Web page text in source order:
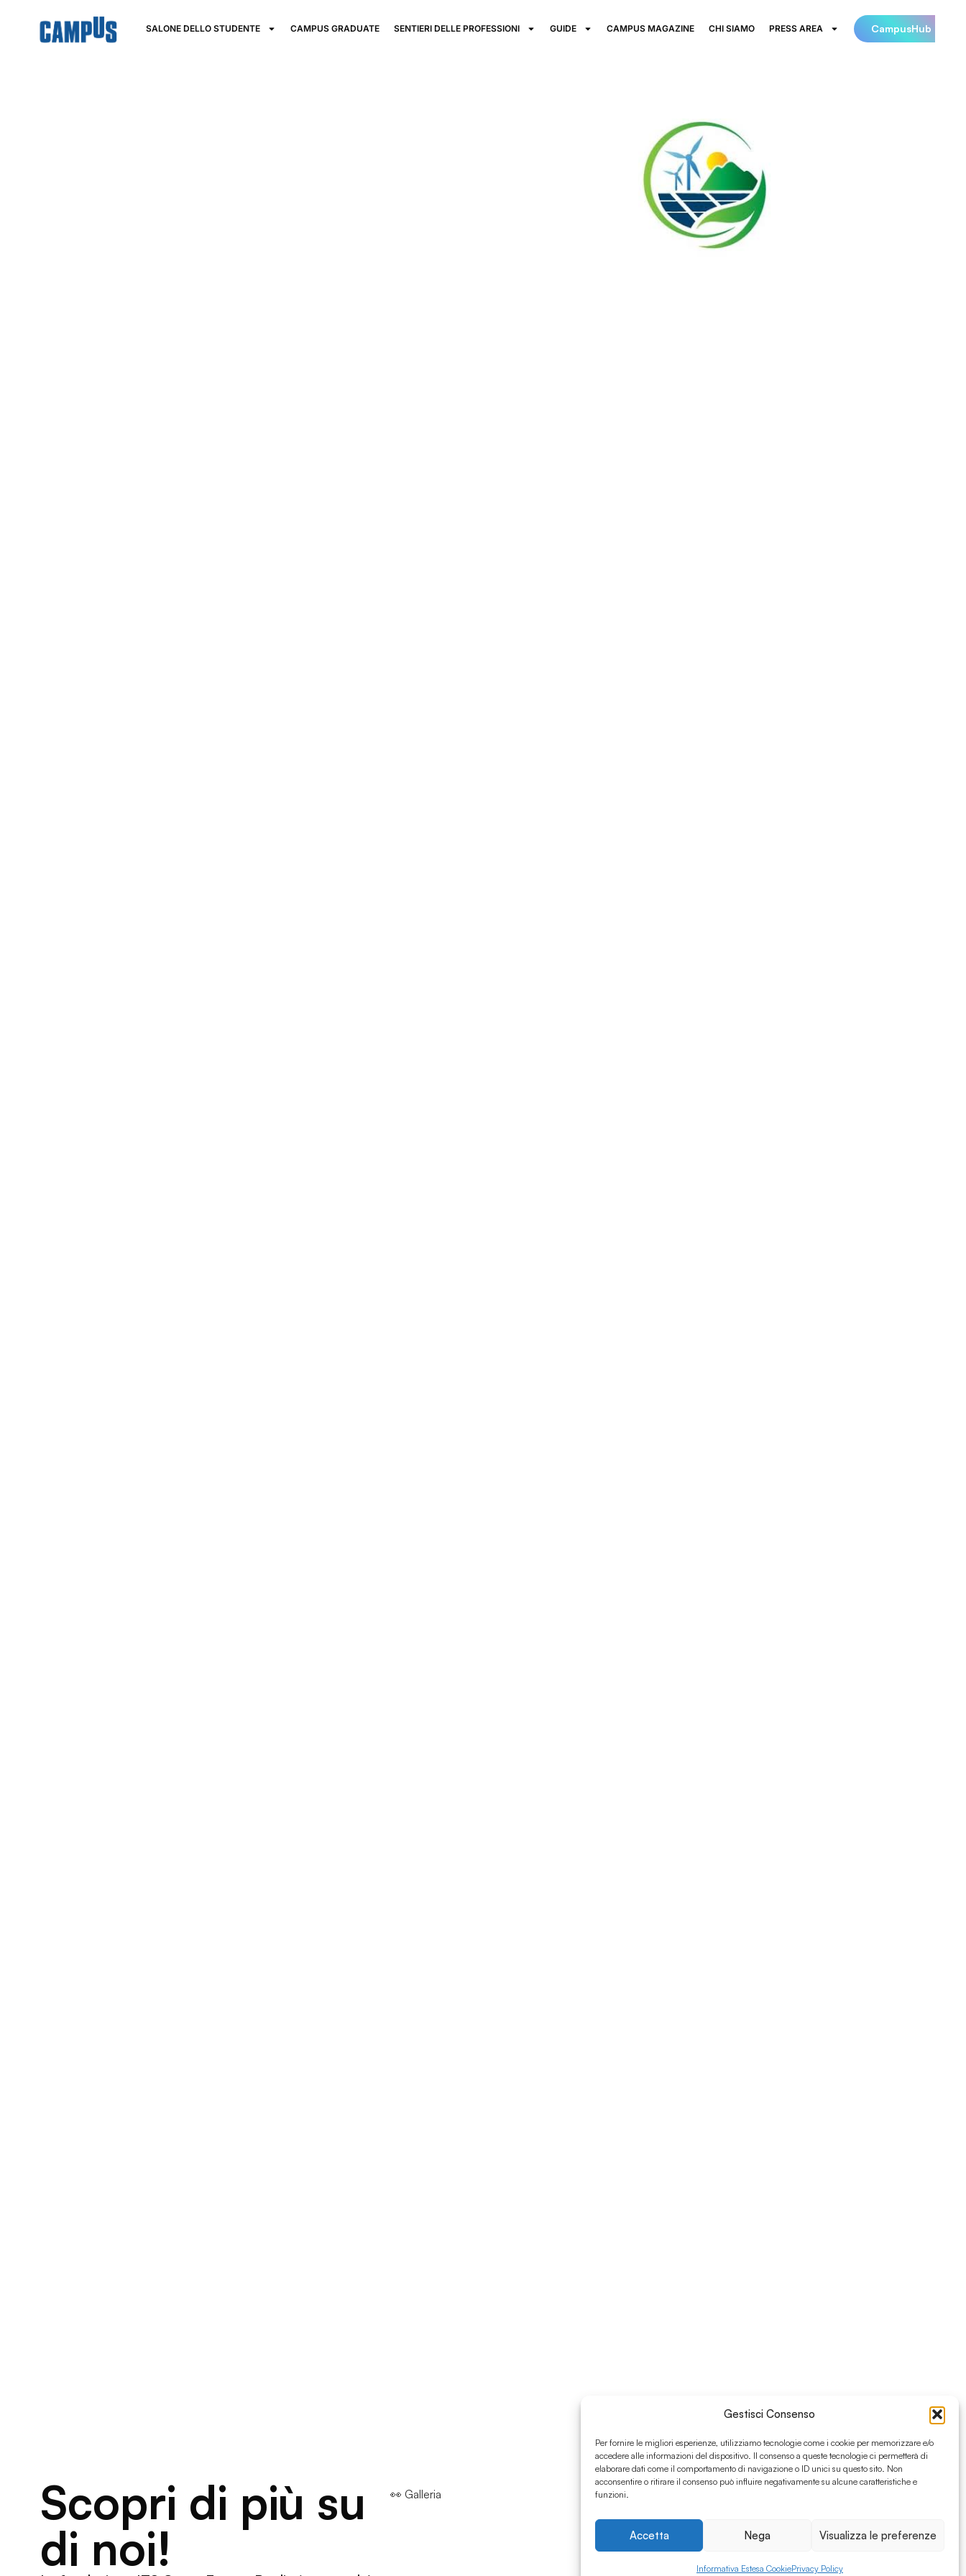
Gestisci Consenso
Per fornire le migliori esperienze, utilizziamo tecnologie come i cookie per memorizzare e/o
accedere alle informazioni del dispositivo. Il consenso a queste tecnologie ci permetterà di
elaborare dati come il comportamento di navigazione o ID unici su questo sito. Non
acconsentire o ritirare il consenso può influire negativamente su alcune caratteristiche e
funzioni.
Accetta Nega Visualizza le preferenze
Informativa Estesa CookiePrivacy Policy
SALONE DELLO STUDENTE CAMPUS GRADUATE SENTIERI DELLE PROFESSIONI GUIDE CAMPUS MAGAZINE CHI SIAMO PRESS AREA CampusHub
Scopri di più su
di noi!
👀 Galleria